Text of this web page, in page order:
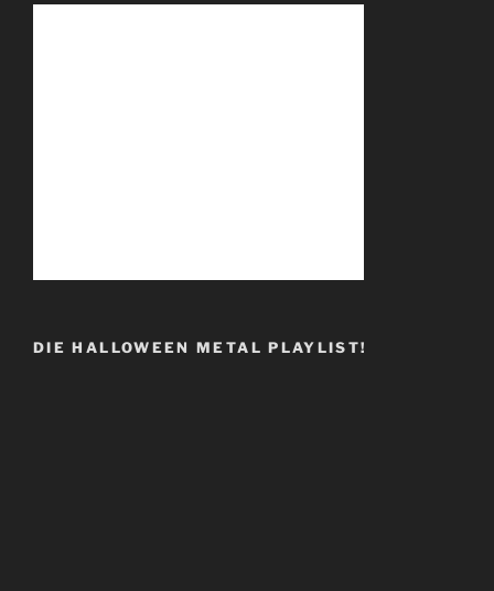
DIE HALLOWEEN METAL PLAYLIST!